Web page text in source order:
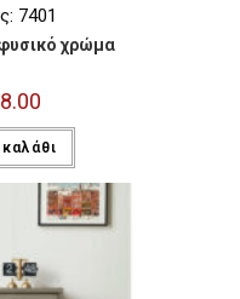
7401
χρώμα
Η
τιμή
είναι:
€128.00.